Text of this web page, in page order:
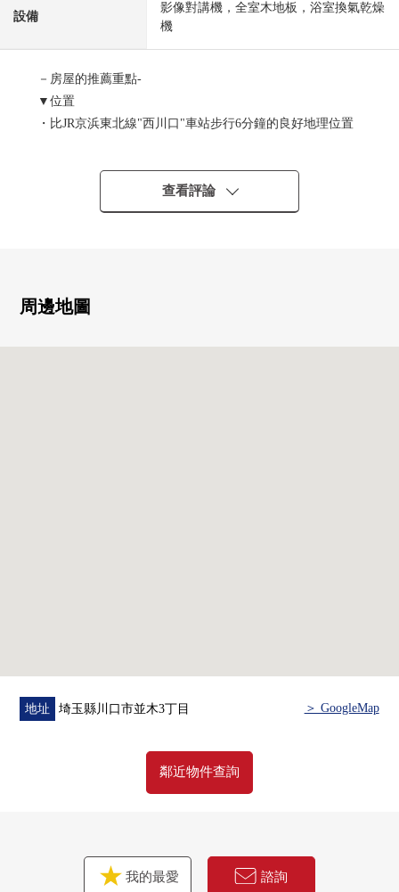
設備
影像對講機，全室木地板，浴室換氣乾燥
機
－房屋的推薦重點-
▼位置
・比JR京浜東北線"西川口"車站步行6分鐘的良好地理位置
・鋼架鋼筋混凝土、鋼筋混凝土造12階建
・約13.8張塌塌米LDK
■在找想要的家方面給予幫助的━━━━━・・・
房屋的詳細、需討論是如感興趣,歡迎請隨時聯繫我們。
查看評論
周邊地圖
地址 埼玉縣川口市並木3丁目 ＞ GoogleMap
鄰近物件查詢
我的最愛 諮詢